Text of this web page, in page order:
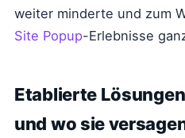
weiter minderte und zum
Site Popup-Erlebnisse
Etablierte
und wo sie